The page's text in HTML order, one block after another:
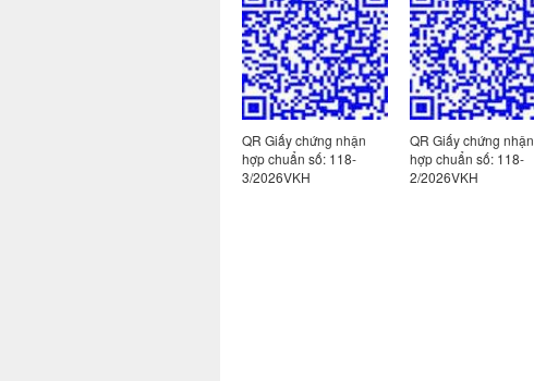
QR Giấy chứng nhận
hợp chuẩn số: 118-
3/2026VKH
QR Giấy chứng nhận
hợp chuẩn số: 118-
2/2026VKH